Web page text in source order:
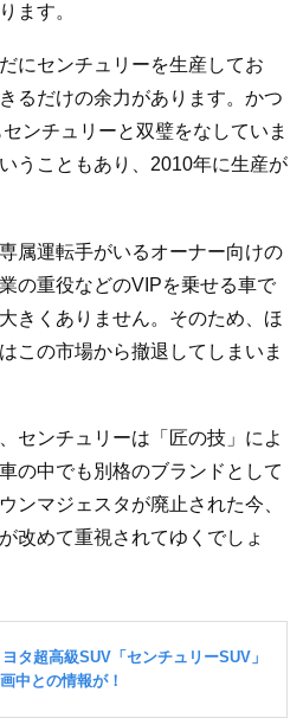
ます。
にセンチュリーを生産してお
るだけの余力があります。かつ
ンチュリーと双璧をなしていま
うこともあり、2010年に生産が
属運転手がいるオーナー向けの
の重役などのVIPを乗せる車で
きくありません。そのため、ほ
この市場から撤退してしまいま
センチュリーは「匠の技」によ
の中でも別格のブランドとして
ンマジェスタが廃止された今、
改めて重視されてゆくでしょ